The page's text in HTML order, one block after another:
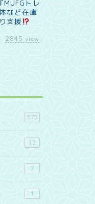
MUFGトレ
など在庫
支援
2845 view
575
12
2
1